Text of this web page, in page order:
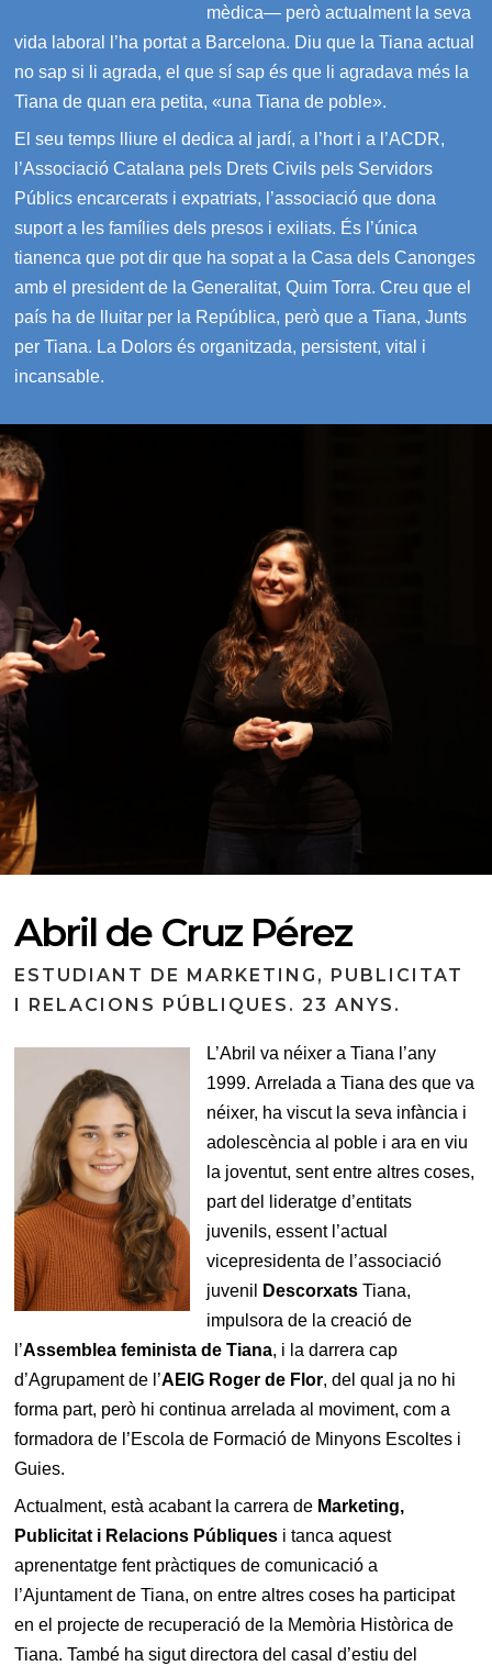
mèdica— però actualment la seva
vida laboral l’ha portat a Barcelona. Diu que la Tiana actual
no sap si li agrada, el que sí sap és que li agradava més la
Tiana de quan era petita, «una Tiana de poble».
El seu temps lliure el dedica al jardí, a l’hort i a l’ACDR,
l’Associació Catalana pels Drets Civils pels Servidors
Públics encarcerats i expatriats, l’associació que dona
suport a les famílies dels presos i exiliats. És l’única
tianenca que pot dir que ha sopat a la Casa dels Canonges
amb el president de la Generalitat, Quim Torra. Creu que el
país ha de lluitar per la República, però que a Tiana, Junts
per Tiana. La Dolors és organitzada, persistent, vital i
incansable.
Abril de Cruz Pérez
ESTUDIANT DE MARKETING, PUBLICITAT
I RELACIONS PÚBLIQUES. 23 ANYS.
L’Abril va néixer a Tiana l’any
1999. Arrelada a Tiana des que va
néixer, ha viscut la seva infància i
adolescència al poble i ara en viu
la joventut, sent entre altres coses,
part del lideratge d’entitats
juvenils, essent l’actual
vicepresidenta de l’associació
juvenil
Descorxats Tiana,
impulsora de la creació de
l’Assemblea feminista de Tiana, i la darrera cap
d’Agrupament de l’AEIG Roger de Flor, del qual ja no hi
forma part, però hi continua arrelada al moviment, com a
formadora de l’Escola de Formació de Minyons Escoltes i
Guies.
Actualment, està acabant la carrera de Marketing,
Publicitat i Relacions Públiques i tanca aquest
aprenentatge fent pràctiques de comunicació a
l’Ajuntament de Tiana, on entre altres coses ha participat
en el projecte de recuperació de la Memòria Històrica de
Tiana. També ha sigut directora del casal d’estiu del